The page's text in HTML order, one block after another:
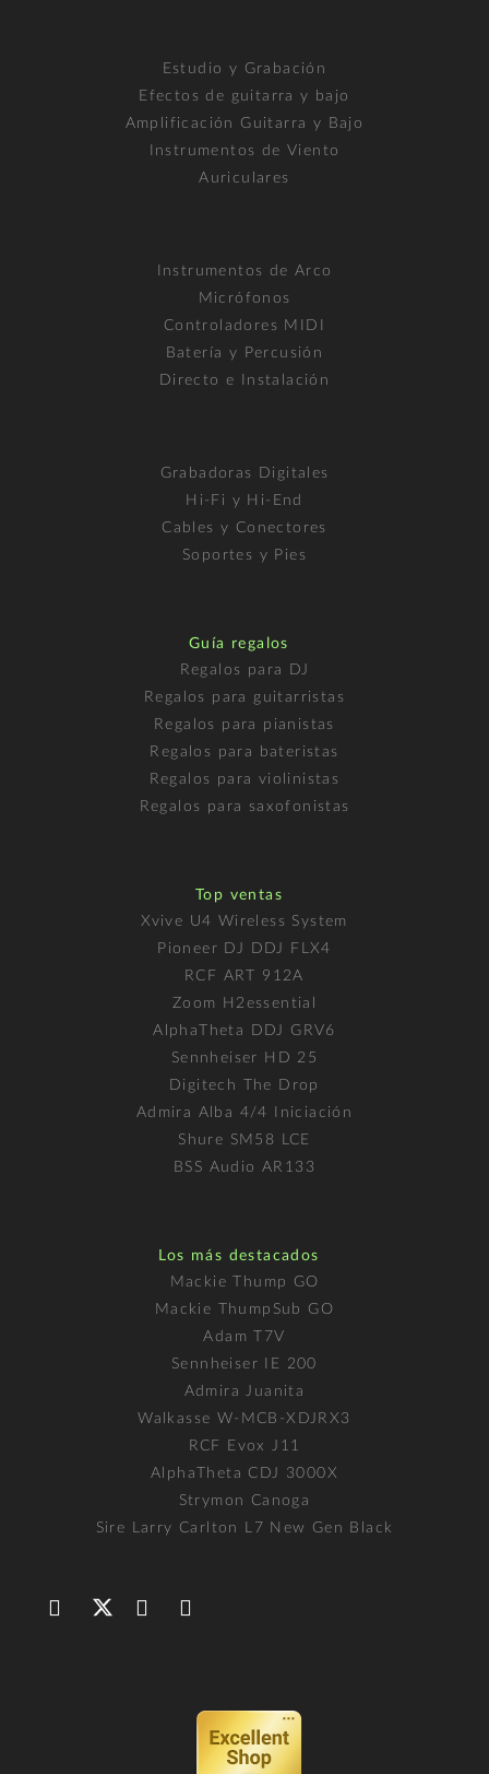
Estudio y Grabación
Efectos de guitarra y bajo
Amplificación Guitarra y Bajo
Instrumentos de Viento
Auriculares
Instrumentos de Arco
Micrófonos
Controladores MIDI
Batería y Percusión
Directo e Instalación
Grabadoras Digitales
Hi-Fi y Hi-End
Cables y Conectores
Soportes y Pies
Guía regalos
Regalos para DJ
Regalos para guitarristas
Regalos para pianistas
Regalos para bateristas
Regalos para violinistas
Regalos para saxofonistas
Top ventas
Xvive U4 Wireless System
Pioneer DJ DDJ FLX4
RCF ART 912A
Zoom H2essential
AlphaTheta DDJ GRV6
Sennheiser HD 25
Digitech The Drop
Admira Alba 4/4 Iniciación
Shure SM58 LCE
BSS Audio AR133
Los más destacados
Mackie Thump GO
Mackie ThumpSub GO
Adam T7V
Sennheiser IE 200
Admira Juanita
Walkasse W-MCB-XDJRX3
RCF Evox J11
AlphaTheta CDJ 3000X
Strymon Canoga
Sire Larry Carlton L7 New Gen Black